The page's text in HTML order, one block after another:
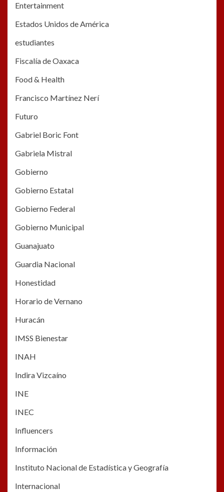
Entertainment
Estados Unidos de América
estudiantes
Fiscalía de Oaxaca
Food & Health
Francisco Martínez Nerí
Futuro
Gabriel Boric Font
Gabriela Mistral
Gobierno
Gobierno Estatal
Gobierno Federal
Gobierno Municipal
Guanajuato
Guardia Nacional
Honestidad
Horario de Vernano
Huracán
IMSS Bienestar
INAH
Indira Vizcaíno
INE
INEC
Influencers
Información
Instituto Nacional de Estadística y Geografía
Internacional